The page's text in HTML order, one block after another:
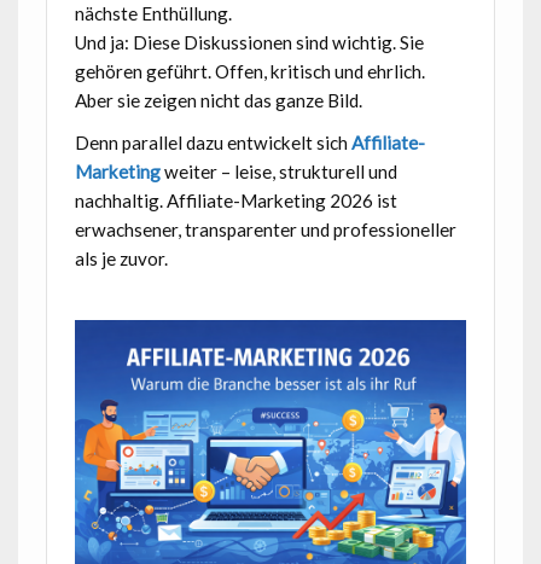
nächste Enthüllung.
Und ja: Diese Diskussionen sind wichtig. Sie
gehören geführt. Offen, kritisch und ehrlich.
Aber sie zeigen nicht das ganze Bild.
Denn parallel dazu entwickelt sich Affiliate-
Marketingweiter – leise, strukturell und
nachhaltig. Affiliate-Marketing 2026 ist
erwachsener, transparenter und professioneller
als je zuvor.